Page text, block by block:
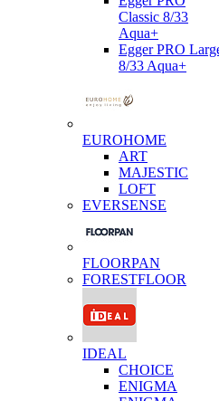
Classic 8/33
Aqua+
Egger PRO
8/33 Aqua+
EUROHOME
ART
MAJESTIC
LOFT
EVERSENSE
FLOORPAN
FORESTFLOOR
IDEAL
CHOICE
ENIGMA